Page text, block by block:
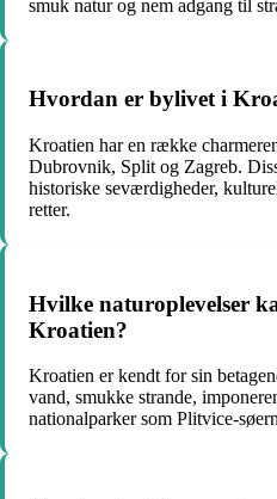
smuk natur og nem adgang til
Hvordan er bylivet i
Kroatien har en række
Dubrovnik, Split og Zagreb.
historiske seværdigheder,
retter.
Hvilke naturoplevelser
Kroatien?
Kroatien er kendt for sin
vand, smukke strande,
nationalparker som Plitvice-